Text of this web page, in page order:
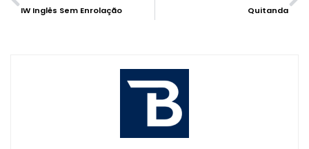
IW Inglês Sem Enrolação Quitanda